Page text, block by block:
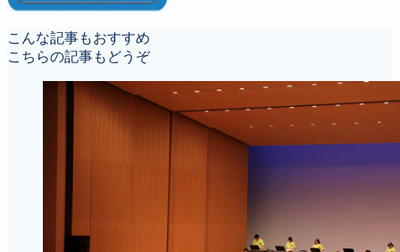
こんな記事もおすすめ
こちらの記事もどうぞ